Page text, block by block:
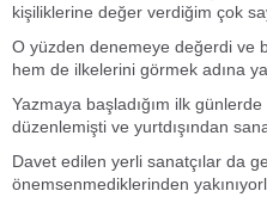
kişiliklerine değer verdiğim çok
O yüzden denemeye değerdi ve
hem de ilkelerini görmek adına
Yazmaya başladığım ilk
düzenlemişti ve yurtdışından
Davet edilen yerli sanatçılar da
önemsenmediklerinden